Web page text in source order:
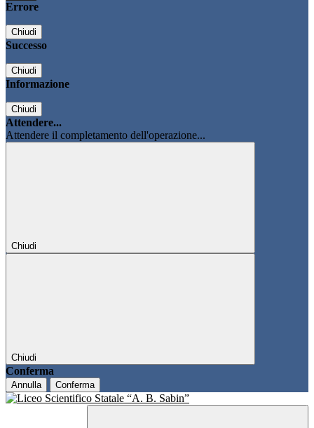
Errore
Chiudi
Successo
Chiudi
Informazione
Chiudi
Attendere...
Attendere il completamento dell'operazione...
Chiudi
Chiudi
Conferma
Annulla Conferma